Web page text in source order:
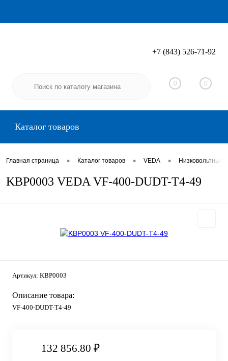
Вход Регистрация
+7 (843) 526-71-92
0 0
Каталог товаров
Главная страница • Каталог товаров • VEDA •
KBP0003 VEDA VF-400-DUDT-T4-49
Артикул: KBP0003
Описание товара:
VF-400-DUDT-T4-49
132 856.80 ₽